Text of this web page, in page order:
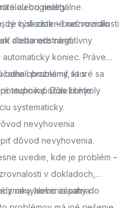
alebo nelegálne.
že boli zistené nezrovnalosti,
alebo odstrániť.
originality
výsledok – buď vozidlo
dostanete negatívny
koniec. Práve
odhalí problémy, ktoré sa
Dôležité je
systematicky.
oboznámiť sa s
technik počas kontroly
nevyhovenia
dôvod nevyhovenia.
uvedie, kde je problém –
v dokladoch,
znaky alebo zásahy do
nevyhovenia patria: